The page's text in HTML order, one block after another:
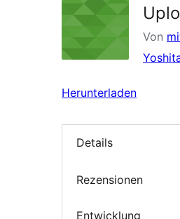
Von
Herunterladen
Details
Rezensionen
Entwicklung